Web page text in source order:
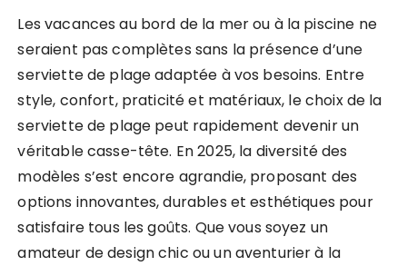
Les vacances au bord de la mer ou à la piscine ne
seraient pas complètes sans la présence d’une
serviette de plage adaptée à vos besoins. Entre
style, confort, praticité et matériaux, le choix de la
serviette de plage peut rapidement devenir un
véritable casse-tête. En 2025, la diversité des
modèles s’est encore agrandie, proposant des
options innovantes, durables et esthétiques pour
satisfaire tous les goûts. Que vous soyez un
amateur de design chic ou un aventurier à la